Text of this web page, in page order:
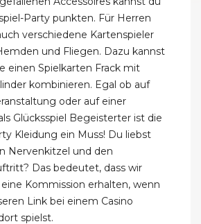
Party punkten. Für Herren
verschiedene Kartenspieler
und Fliegen. Dazu kannst
einen Spielkarten Frack mit
kombinieren. Egal ob auf
oder auf einer
Glücksspiel Begeisterter ist die
Kleidung ein Muss! Du liebst
Nervenkitzel und den
Das bedeutet, dass wir
Kommission erhalten, wenn
Link bei einem Casino
spielst.